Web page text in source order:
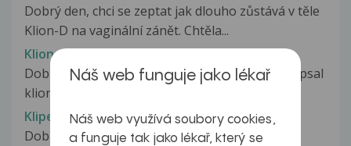
Dobrý den, chci se zeptat jak dlouho zůstává v těle
Klion-D na vaginální zánět. Chtěla...
Klion-d100
Dobry den,uuz tretim dnem mi muj lekar predepsal
klion-d100 vzdycky na vecer...
Klipelův syndrom
Dobrý den,mám dotaz ohledně Klipelova
Náš web funguje jako lékař
Náš web využívá soubory cookies,
a funguje tak jako lékař, který se